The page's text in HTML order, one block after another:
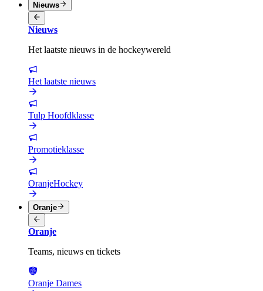
Nieuws
Nieuws
Het laatste nieuws in de hockeywereld
Het laatste nieuws
Tulp Hoofdklasse
Promotieklasse
OranjeHockey
Oranje
Oranje
Teams, nieuws en tickets
Oranje Dames